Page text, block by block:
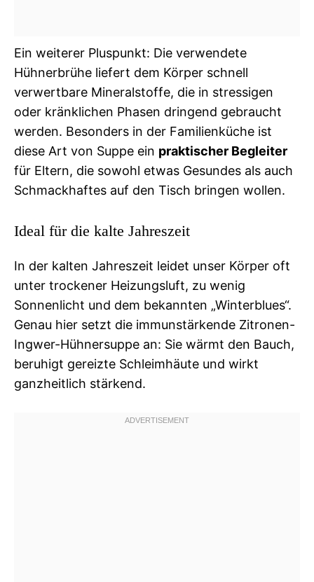
Ein weiterer Pluspunkt: Die verwendete
Hühnerbrühe liefert dem Körper schnell
verwertbare Mineralstoffe, die in stressigen
oder kränklichen Phasen dringend gebraucht
werden. Besonders in der Familienküche ist
diese Art von Suppe ein praktischer Begleiter
für Eltern, die sowohl etwas Gesundes als auch
Schmackhaftes auf den Tisch bringen wollen.
Ideal für die kalte Jahreszeit
In der kalten Jahreszeit leidet unser Körper oft
unter trockener Heizungsluft, zu wenig
Sonnenlicht und dem bekannten „Winterblues“.
Genau hier setzt die immunstärkende Zitronen-
Ingwer-Hühnersuppe an: Sie wärmt den Bauch,
beruhigt gereizte Schleimhäute und wirkt
ganzheitlich stärkend.